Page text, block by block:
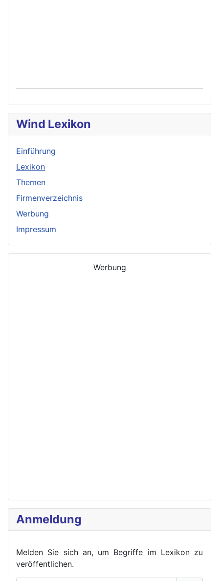
Wind Lexikon
Einführung
Lexikon
Themen
Firmenverzeichnis
Werbung
Impressum
Werbung
Anmeldung
Melden Sie sich an, um Begriffe im Lexikon zu
veröffentlichen.